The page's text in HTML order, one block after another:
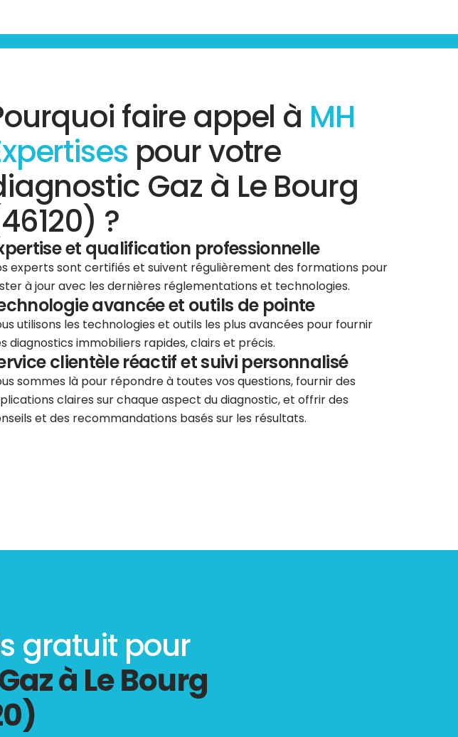
faire appel à MH
pour votre
Gaz à Le Bourg
?
et qualification professionnelle
experts sont certifiés et suivent régulièrement des formations pour
à jour avec les dernières réglementations et technologies.
avancée et outils de pointe
utilisons les technologies et outils les plus avancées pour fournir
diagnostics immobiliers rapides, clairs et précis.
clientèle réactif et suivi personnalisé
sommes là pour répondre à toutes vos questions, fournir des
claires sur chaque aspect du diagnostic, et offrir des
et des recommandations basés sur les résultats.
gratuit pour
à Le Bourg